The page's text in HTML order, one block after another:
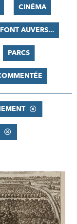
CINÉMA
AUVERS...
PARCS